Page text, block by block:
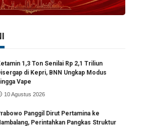
1,3 Ton Senilai Rp 2,1 Triliun
di Kepri, BNN Ungkap Modus
Vape
10 Agustus 2026
Panggil Dirut Pertamina ke
Perintahkan Pangkas Struktur